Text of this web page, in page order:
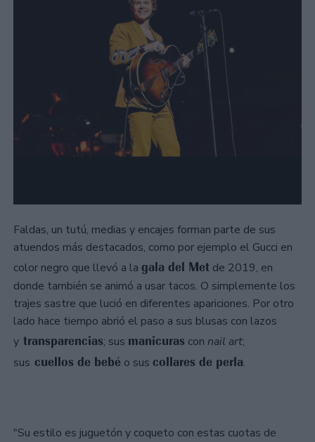
Faldas, un tutú, medias y encajes forman parte de sus
atuendos más destacados, como por ejemplo el Gucci en
color negro que llevó a la gala del Met de 2019, en
donde también se animó a usar tacos. O simplemente los
trajes sastre que lució en diferentes apariciones. Por otro
lado hace tiempo abrió el paso a sus blusas con lazos
y transparencias; sus manicuras con nail art;
sus cuellos de bebé o sus collares de perla.
"Su estilo es juguetón y coqueto con estas cuotas de